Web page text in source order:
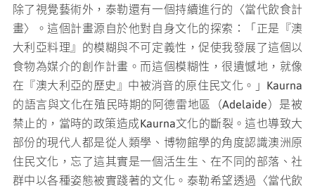
除了視覺藝術外，泰勒還有一個持續進行的〈當代飲食計
畫〉。這個計畫源自於他對自身文化的探索：「正是『澳
大利亞料理』的模糊與不可定義性，促使我發展了這個以
食物為媒介的創作計畫。而這個模糊性，很遺憾地，就像
在『澳大利亞的歷史』中被消音的原住民文化。」Kaurna
的語言與文化在殖民時期的阿德雷地區（Adelaide）是被
禁止的，當時的政策造成Kaurna文化的斷裂。這也導致大
部份的現代人都是從人類學、博物館學的角度認識澳洲原
住民文化，忘了這其實是一個活生生、在不同的部落、社
群中以各種姿態被實踐著的文化。泰勒希望透過〈當代飲